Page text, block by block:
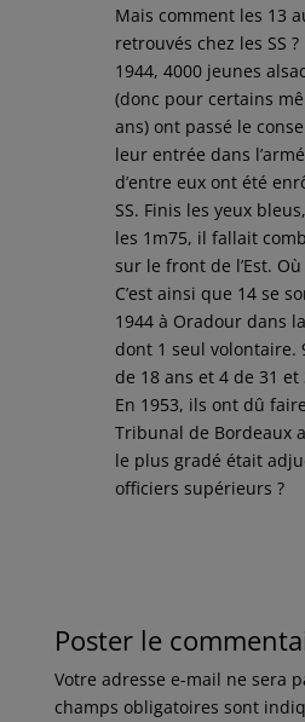
Mais comment les 13
retrouvés chez les SS
1944, 4000 jeunes
(donc pour certains
ans) ont passé le
leur entrée dans
d’entre eux ont été
SS. Finis les yeux
les 1m75, il fallait
sur le front de l’Est.
C’est ainsi que 14 se
1944 à Oradour dans
dont 1 seul volontaire.
de 18 ans et 4 de 31 et
En 1953, ils ont dû
Tribunal de Bordeaux
le plus gradé était
officiers supérieurs ?
Poster le
Votre adresse e-mail ne sera
champs obligatoires sont